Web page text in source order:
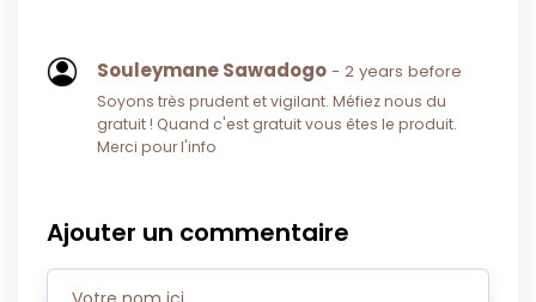
Souleymane Sawadogo - 2 years before
Soyons très prudent et vigilant. Méfiez nous du
gratuit ! Quand c'est gratuit vous êtes le produit.
Merci pour l'info
Ajouter un commentaire